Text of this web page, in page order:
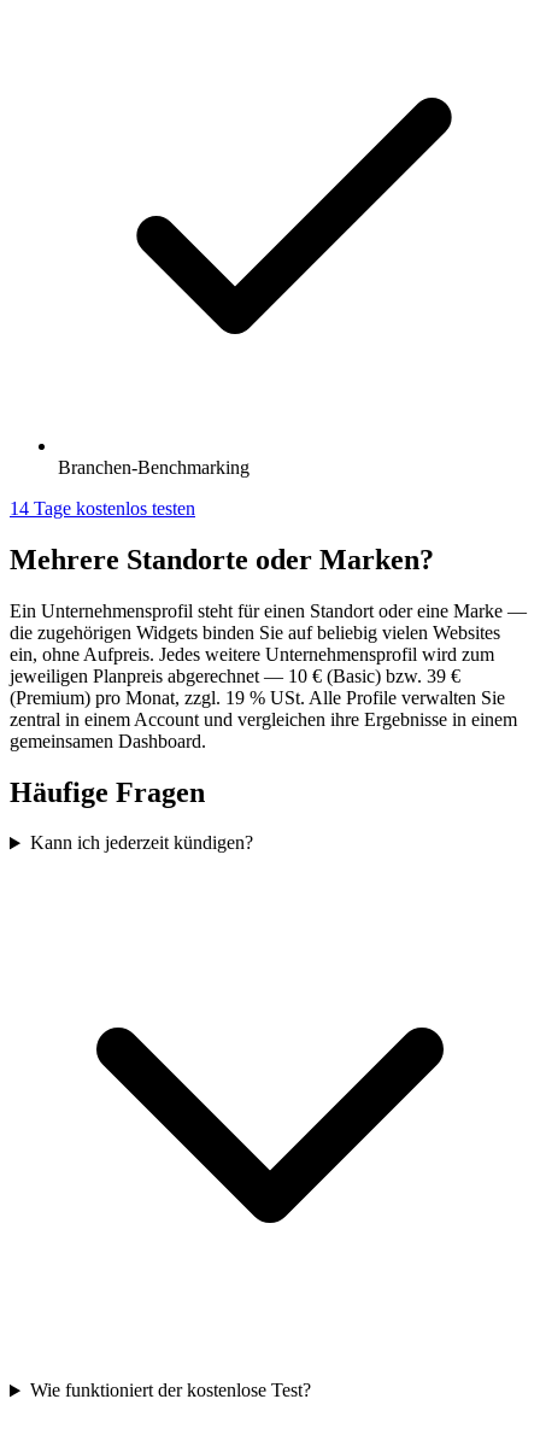
Branchen-Benchmarking
14 Tage kostenlos testen
Mehrere Standorte oder Marken?
Ein Unternehmensprofil steht für einen Standort oder eine Marke —
die zugehörigen Widgets binden Sie auf beliebig vielen Websites
ein, ohne Aufpreis. Jedes weitere Unternehmensprofil wird zum
jeweiligen Planpreis abgerechnet — 10 € (Basic) bzw. 39 €
(Premium) pro Monat, zzgl. 19 % USt. Alle Profile verwalten Sie
zentral in einem Account und vergleichen ihre Ergebnisse in einem
gemeinsamen Dashboard.
Häufige Fragen
Kann ich jederzeit kündigen?
Wie funktioniert der kostenlose Test?